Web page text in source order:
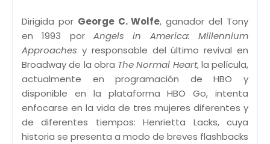
Dirigida por George C. Wolfe, ganador del Tony
en 1993 por Angels in America: Millennium
Approaches y responsable del último revival en
Broadway de la obra The Normal Heart, la película,
actualmente en programación de HBO y
disponible en la plataforma HBO Go, intenta
enfocarse en la vida de tres mujeres diferentes y
de diferentes tiempos: Henrietta Lacks, cuya
historia se presenta a modo de breves flashbacks